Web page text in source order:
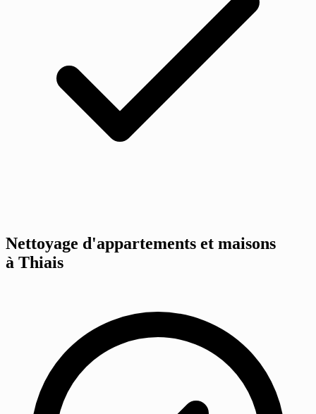
Nettoyage d'appartements et maisons
à Thiais